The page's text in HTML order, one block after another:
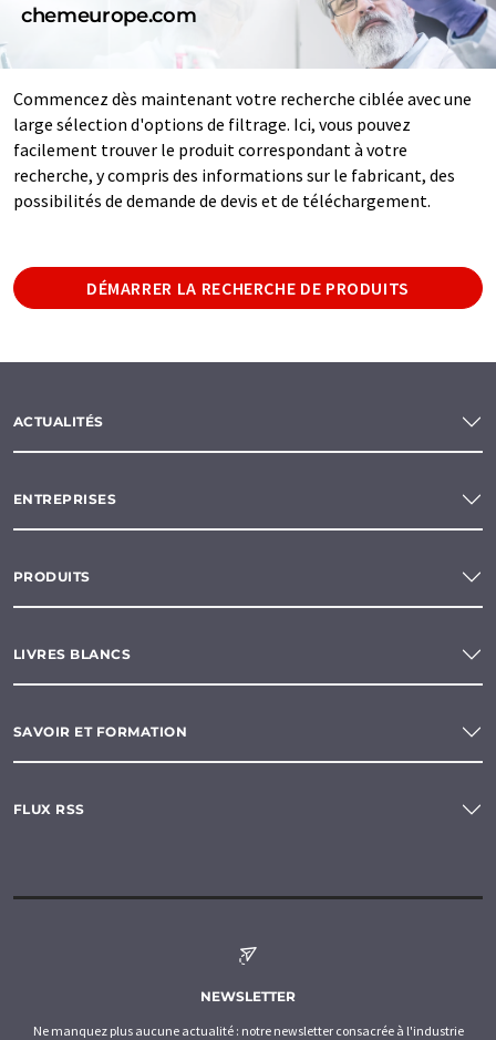
chemeurope.com
Commencez dès maintenant votre recherche ciblée avec une
large sélection d'options de filtrage. Ici, vous pouvez
facilement trouver le produit correspondant à votre
recherche, y compris des informations sur le fabricant, des
possibilités de demande de devis et de téléchargement.
DÉMARRER LA RECHERCHE DE PRODUITS
ACTUALITÉS
ENTREPRISES
PRODUITS
LIVRES BLANCS
SAVOIR ET FORMATION
FLUX RSS
NEWSLETTER
Ne manquez plus aucune actualité : notre newsletter consacrée à l'industrie